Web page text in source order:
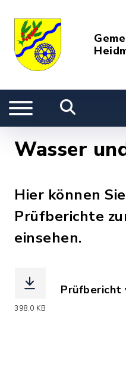
Wasser
Hier können
Prüfberichte
einsehen.
398,0 KB
Prüfbericht